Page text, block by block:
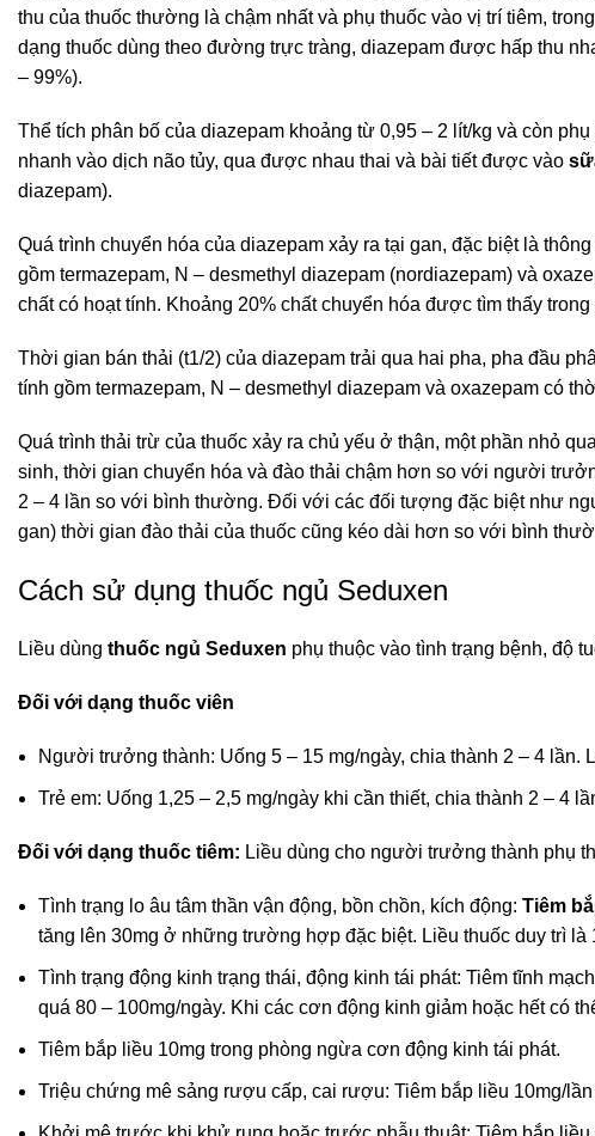
thu của thuốc thường là chậm nhất và phụ thuốc vào vị trí tiêm,
dạng thuốc dùng theo đường trực tràng, diazepam được hấp thu
– 99%).
Thể tích phân bố của diazepam khoảng từ 0,95 – 2 lít/kg và còn
nhanh vào dịch não tủy, qua được nhau thai và bài tiết được vào
diazepam).
Quá trình chuyển hóa của diazepam xảy ra tại gan, đặc biệt là
gồm termazepam, N – desmethyl diazepam (nordiazepam) và
chất có hoạt tính. Khoảng 20% chất chuyển hóa được tìm thấy
Thời gian bán thải (t1/2) của diazepam trải qua hai pha, pha đầu
tính gồm termazepam, N – desmethyl diazepam và oxazepam có
Quá trình thải trừ của thuốc xảy ra chủ yếu ở thận, một phần nhỏ
sinh, thời gian chuyển hóa và đào thải chậm hơn so với người
2 – 4 lần so với bình thường. Đối với các đối tượng đặc biệt như
gan) thời gian đào thải của thuốc cũng kéo dài hơn so với bình
Cách sử dụng thuốc ngủ Seduxen
Liều dùng thuốc ngủ Seduxen phụ thuộc vào tình trạng bệnh, độ
Đối với dạng thuốc viên
Người trưởng thành: Uống 5 – 15 mg/ngày, chia thành 2 – 4 lần.
Trẻ em: Uống 1,25 – 2,5 mg/ngày khi cần thiết, chia thành 2 – 4
Đối với dạng thuốc tiêm: Liều dùng cho người trưởng thành phụ
Tình trạng lo âu tâm thần vận động, bồn chồn, kích động: Tiêm
tăng lên 30mg ở những trường hợp đặc biệt. Liều thuốc duy trì là
Tình trạng động kinh trạng thái, động kinh tái phát: Tiêm tĩnh
quá 80 – 100mg/ngày. Khi các cơn động kinh giảm hoặc hết có
Tiêm bắp liều 10mg trong phòng ngừa cơn động kinh tái phát.
Triệu chứng mê sảng rượu cấp, cai rượu: Tiêm bắp liều 10mg/lần